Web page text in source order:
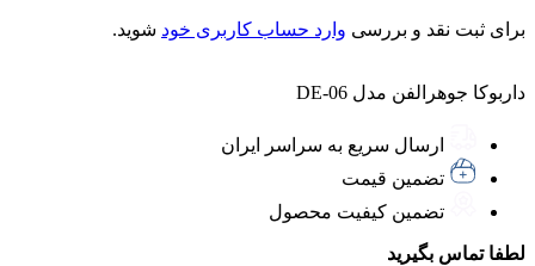
برای ثبت نقد و بررسی وارد حساب کاربری خود شوید.
داربوکا جوهرالفن مدل DE-06
ارسال سریع به سراسر ایران
تضمین قیمت
تضمین کیفیت محصول
لطفا تماس بگیرید